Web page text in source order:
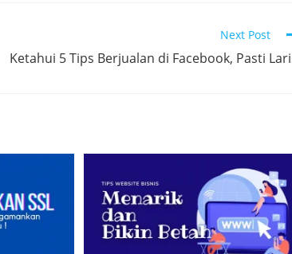
Next Post
Ketahui 5 Tips Berjualan di Facebook, Pasti